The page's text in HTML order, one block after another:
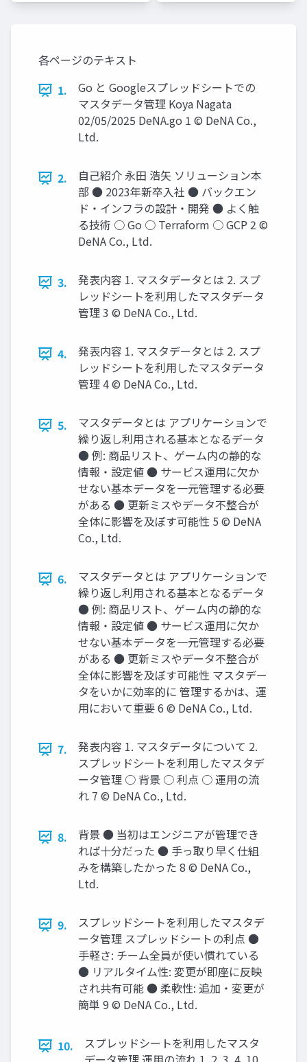
各ページのテキスト
1.
Go と Googleスプレッドシートでの
マスタデータ管理 Koya Nagata
02/05/2025 DeNA.go 1 © DeNA Co.,
Ltd.
2.
⾃⼰紹介 永⽥ 浩⽮ ソリューション本
部 ● 2023年新卒⼊社 ● バックエン
ド‧インフラの設計‧開発 ● よく触
る技術 ○ Go ○ Terraform ○ GCP 2 ©
DeNA Co., Ltd.
3.
発表内容 1. マスタデータとは 2. スプ
レッドシートを利⽤したマスタデータ
管理 3 © DeNA Co., Ltd.
4.
発表内容 1. マスタデータとは 2. スプ
レッドシートを利⽤したマスタデータ
管理 4 © DeNA Co., Ltd.
5.
マスタデータとは アプリケーションで
繰り返し利⽤される基本となるデータ
● 例: 商品リスト、ゲーム内の静的な
情報‧設定値 ● サービス運⽤に⽋か
せない基本データを⼀元管理する必要
がある ● 更新ミスやデータ不整合が
全体に影響を及ぼす可能性 5 © DeNA
Co., Ltd.
6.
マスタデータとは アプリケーションで
繰り返し利⽤される基本となるデータ
● 例: 商品リスト、ゲーム内の静的な
情報‧設定値 ● サービス運⽤に⽋か
せない基本データを⼀元管理する必要
がある ● 更新ミスやデータ不整合が
全体に影響を及ぼす可能性 マスタデー
タをいかに効率的に 管理するかは、運
⽤において重要 6 © DeNA Co., Ltd.
7.
発表内容 1. マスタデータについて 2.
スプレッドシートを利⽤したマスタデ
ータ管理 ○ 背景 ○ 利点 ○ 運⽤の流
れ 7 © DeNA Co., Ltd.
8.
背景 ● 当初はエンジニアが管理でき
れば⼗分だった ● ⼿っ取り早く仕組
みを構築したかった 8 © DeNA Co.,
Ltd.
9.
スプレッドシートを利⽤したマスタデ
ータ管理 スプレッドシートの利点 ●
⼿軽さ: チーム全員が使い慣れている
● リアルタイム性: 変更が即座に反映
され共有可能 ● 柔軟性: 追加‧変更が
簡単 9 © DeNA Co., Ltd.
10.
スプレッドシートを利⽤したマスタ